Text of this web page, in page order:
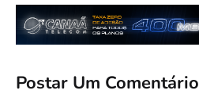
Postar Um Comentário